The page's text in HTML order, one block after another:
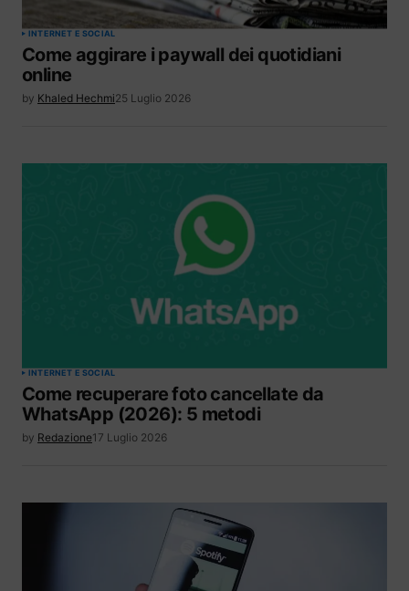
INTERNET E SOCIAL
Come aggirare i paywall dei quotidiani
online
by Khaled Hechmi25 Luglio 2026
INTERNET E SOCIAL
Come recuperare foto cancellate da
WhatsApp (2026): 5 metodi
by Redazione17 Luglio 2026